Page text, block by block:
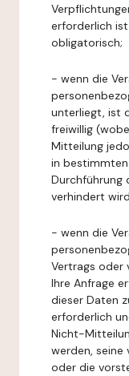
erforderlich
obligatorisch;
- wenn die
unterliegt, ist
freiwillig
Mitteilung
in
Durchführung
verhindert
- wenn die
Vertrags oder
Ihre Anfrage
dieser Daten
erforderlich
Nicht-
werden, seine
oder die